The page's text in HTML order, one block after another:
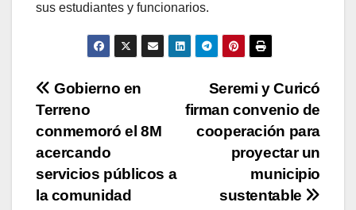
sus estudiantes y funcionarios.
Navegación
de
entradas
Seremi y Curicó
firman convenio de
cooperación para
proyectar un
municipio
sustentable
Gobierno en
Terreno
conmemoró el 8M
acercando
servicios públicos a
la comunidad